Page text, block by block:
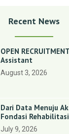
Recent News
OPEN
Assistant
August 3, 2026
Dari Data Menuju
Fondasi
Dan Sebong Lagoi,
July 9, 2026